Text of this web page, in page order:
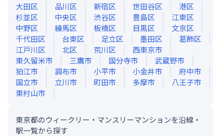
大田区
品川区 新宿区 世田谷区
港区
杉並区
中央区 渋谷区 豊島区
江東区
中野区
練馬区 板橋区 目黒区
文京区
千代田区
台東区 足立区 墨田区
葛飾区
江戸川区
北区 荒川区
西東京市
東久留米市
三鷹市 国分寺市
武蔵野市
狛江市
調布市 小平市 小金井市
府中市
国立市
立川市 町田市 多摩市
八王子市
東村山市
東京都のウィークリー・マンスリーマンションを沿線・
駅一覧から探す